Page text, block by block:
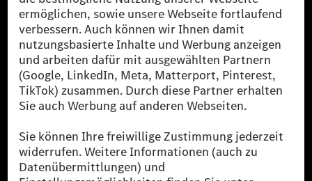
[1] Bilanziell CO₂-neutral bedeutet, dass nicht vermiedene oder nicht
reduzierte CO₂-Emissionen bei der Mercedes-Benz Group durch
zertifizierte Ausgleichsprojekte kompensiert werden.
[2] Renewable Charging ist ein integraler Bestandteil von MB.CHARGE
Public in Europa, den USA, Kanada und China. Sofern an der jeweiligen
Ladestation noch kein Strom aus erneuerbaren Energien vorliegt,
verwendet Renewable Charging Grünstromzertifikate*. Diese stellen
sicher, dass für Ladevorgänge über MB.CHARGE Public eine äquivalente
Strommenge aus erneuerbaren Energien ins Stromnetz eingespeist wird.
als sechs Jahre sind.
* Inkl. EKOenergy Ökolabel
* Die angegebenen Werte wurden nach dem vorgeschriebenen
Messverfahren WLTP (Worldwide harmonised Light vehicles Test